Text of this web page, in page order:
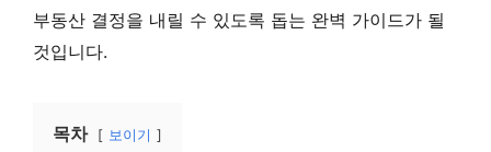
부동산 결정을 내릴 수 있도록 돕는 완벽 가이드가 될
것입니다.
목차 보이기